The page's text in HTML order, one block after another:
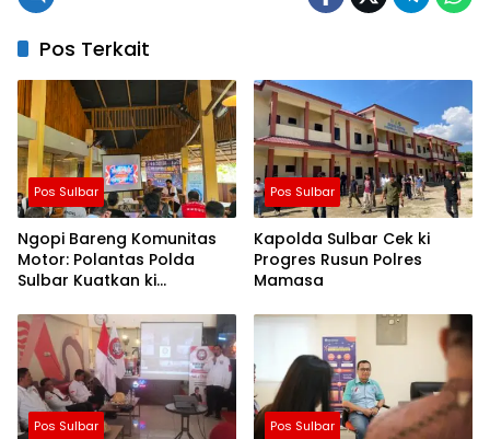
Pos Terkait
Pos Sulbar
Ngopi Bareng Komunitas
Motor: Polantas Polda
Sulbar Kuatkan ki
Keselamatan
Pos Sulbar
Kapolda Sulbar Cek ki
Progres Rusun Polres
Mamasa
Pos Sulbar Pos Sulbar